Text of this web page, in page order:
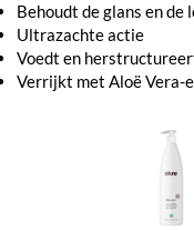
Behoudt de glans en de
Ultrazachte actie
Voedt en
Verrijkt met Aloë Vera-